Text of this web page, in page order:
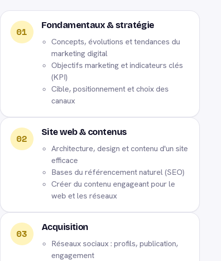
01
Fondamentaux & stratégie
Concepts, évolutions et tendances du
marketing digital
Objectifs marketing et indicateurs clés
(KPI)
Cible, positionnement et choix des
canaux
02
Site web & contenus
Architecture, design et contenu d'un site
efficace
Bases du référencement naturel (SEO)
Créer du contenu engageant pour le
web et les réseaux
03
Acquisition
Réseaux sociaux : profils, publication,
engagement